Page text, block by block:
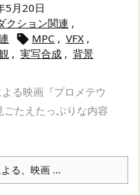
5月20日
クション関連 ,
 MPC , VFX ,
, 実写合成 , 背景
る映画『プロメテウ
たえたっぷりな内容
る、映画 ...